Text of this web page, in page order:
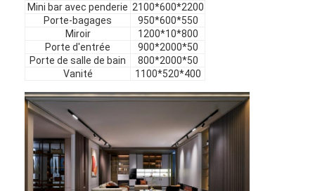
Meubles tapissés
Mini bar avec penderie 2100*600*2200
Porte-bagages
950*600*550
Miroir
1200*10*800
Porte d'entrée
900*2000*50
Porte de salle de bain
800*2000*50
Vanité
1100*520*400